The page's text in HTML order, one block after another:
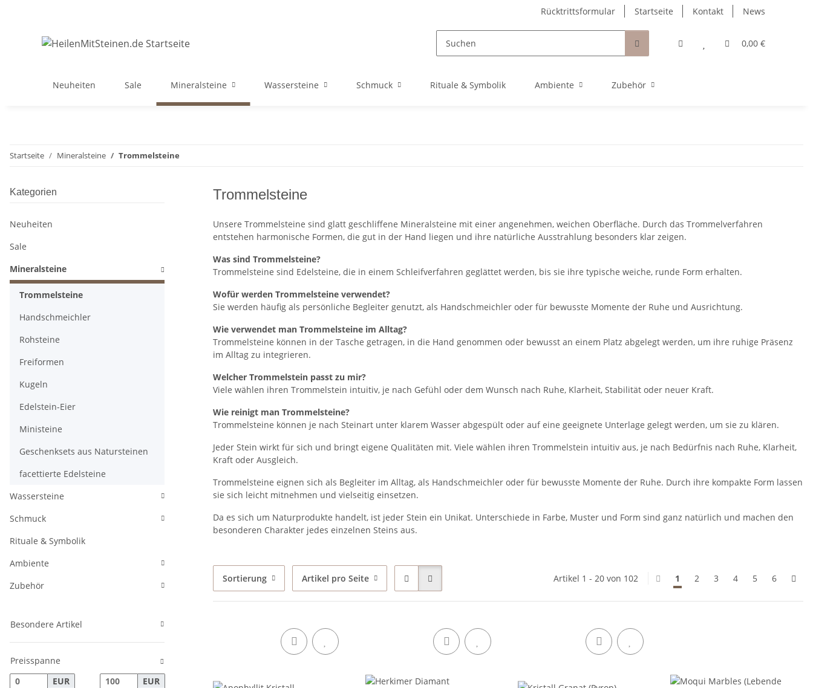
Rücktrittsformular Startseite Kontakt News
0,00 €
Neuheiten Sale Mineralsteine Wassersteine Schmuck Rituale & Symbolik Ambiente Zubehör
Startseite Mineralsteine Trommelsteine
Trommelsteine
Unsere Trommelsteine sind glatt geschliffene Mineralsteine mit einer angenehmen, weichen Oberfläche. Durch das Trommelverfahren
entstehen harmonische Formen, die gut in der Hand liegen und ihre natürliche Ausstrahlung besonders klar zeigen.
Was sind Trommelsteine?
Trommelsteine sind Edelsteine, die in einem Schleifverfahren geglättet werden, bis sie ihre typische weiche, runde Form erhalten.
Wofür werden Trommelsteine verwendet?
Sie werden häufig als persönliche Begleiter genutzt, als Handschmeichler oder für bewusste Momente der Ruhe und Ausrichtung.
Wie verwendet man Trommelsteine im Alltag?
Trommelsteine können in der Tasche getragen, in die Hand genommen oder bewusst an einem Platz abgelegt werden, um ihre ruhige Präsenz
im Alltag zu integrieren.
Welcher Trommelstein passt zu mir?
Viele wählen ihren Trommelstein intuitiv, je nach Gefühl oder dem Wunsch nach Ruhe, Klarheit, Stabilität oder neuer Kraft.
Wie reinigt man Trommelsteine?
Trommelsteine können je nach Steinart unter klarem Wasser abgespült oder auf eine geeignete Unterlage gelegt werden, um sie zu klären.
Jeder Stein wirkt für sich und bringt eigene Qualitäten mit. Viele wählen ihren Trommelstein intuitiv aus, je nach Bedürfnis nach Ruhe, Klarheit,
Kraft oder Ausgleich.
Trommelsteine eignen sich als Begleiter im Alltag, als Handschmeichler oder für bewusste Momente der Ruhe. Durch ihre kompakte Form lassen
sie sich leicht mitnehmen und vielseitig einsetzen.
Da es sich um Naturprodukte handelt, ist jeder Stein ein Unikat. Unterschiede in Farbe, Muster und Form sind ganz natürlich und machen den
besonderen Charakter jedes einzelnen Steins aus.
Sortierung Artikel pro Seite Artikel 1 - 20 von 102 1 2 3 4 5 6
Kategorien
Neuheiten
Sale
Mineralsteine
Trommelsteine
Handschmeichler
Rohsteine
Freiformen
Kugeln
Edelstein-Eier
Ministeine
Geschenksets aus Natursteinen
facettierte Edelsteine
Wassersteine
Schmuck
Rituale & Symbolik
Ambiente
Zubehör
Besondere Artikel
Preisspanne
EUR
EUR